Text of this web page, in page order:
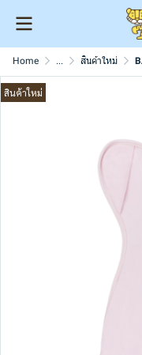
Home ... สินค้าใหม่
สินค้าใหม่